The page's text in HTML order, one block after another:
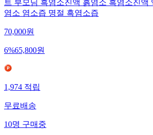
트 부모님 흑염소진액 흙염소 흑염소진액
염소 염소즙 명절 흑염소즙
70,000원
6%65,800원
1,974적립
무료배송
10명구매중